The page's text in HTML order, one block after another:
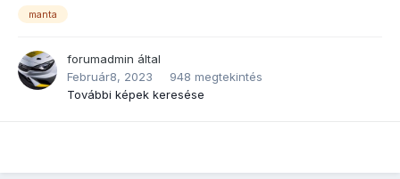
manta
forumadmin által
Február8, 2023
948 megtekintés
További képek keresése